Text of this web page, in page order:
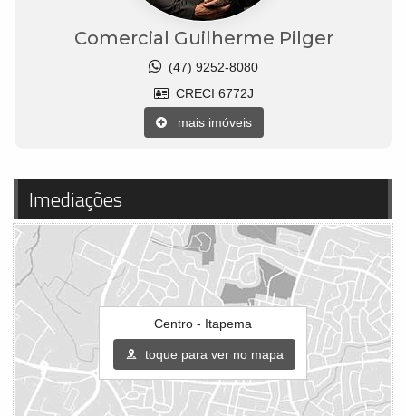
Comercial Guilherme Pilger
(47) 9252-8080
CRECI 6772J
mais imóveis
Imediações
Centro - Itapema
toque para ver no mapa